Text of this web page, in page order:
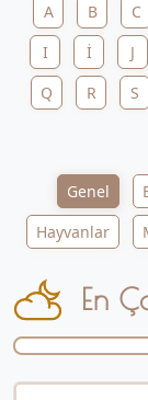
A B C
I
İ J
Q
R S
Genel
Hayvanlar
En